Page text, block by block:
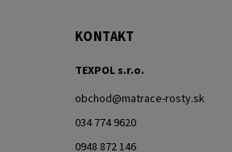
KONTAKT
TEXPOL s.r.o.
obchod@matrace-rosty.sk
034 774 9620
0948 872 146